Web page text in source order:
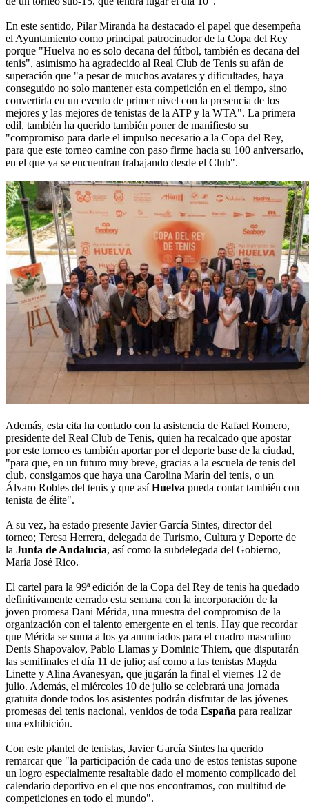
En este sentido, Pilar Miranda ha destacado el papel que desempeña
el Ayuntamiento como principal patrocinador de la Copa del Rey
porque "Huelva no es solo decana del fútbol, también es decana del
tenis", asimismo ha agradecido al Real Club de Tenis su afán de
superación que "a pesar de muchos avatares y dificultades, haya
conseguido no solo mantener esta competición en el tiempo, sino
convertirla en un evento de primer nivel con la presencia de los
mejores y las mejores de tenistas de la ATP y la WTA". La primera
edil, también ha querido también poner de manifiesto su
"compromiso para darle el impulso necesario a la Copa del Rey,
para que este torneo camine con paso firme hacia su 100 aniversario,
en el que ya se encuentran trabajando desde el Club".
Además, esta cita ha contado con la asistencia de Rafael Romero,
presidente del Real Club de Tenis, quien ha recalcado que apostar
por este torneo es también aportar por el deporte base de la ciudad,
"para que, en un futuro muy breve, gracias a la escuela de tenis del
club, consigamos que haya una Carolina Marín del tenis, o un
Álvaro Robles del tenis y que asíHuelva pueda contar también con
tenista de élite".
A su vez, ha estado presente Javier García Sintes, director del
torneo; Teresa Herrera, delegada de Turismo, Cultura y Deporte de
la Junta de Andalucía, así como la subdelegada del Gobierno,
María José Rico.
El cartel para la 99ª edición de la Copa del Rey de tenis ha quedado
definitivamente cerrado esta semana con la incorporación de la
joven promesa Dani Mérida, una muestra del compromiso de la
organización con el talento emergente en el tenis. Hay que recordar
que Mérida se suma a los ya anunciados para el cuadro masculino
Denis Shapovalov, Pablo Llamas y Dominic Thiem, que disputarán
las semifinales el día 11 de julio; así como a las tenistas Magda
Linette y Alina Avanesyan, que jugarán la final el viernes 12 de
julio. Además, el miércoles 10 de julio se celebrará una jornada
gratuita donde todos los asistentes podrán disfrutar de las jóvenes
promesas del tenis nacional, venidos de toda España para realizar
una exhibición.
Con este plantel de tenistas, Javier García Sintes ha querido
remarcar que "la participación de cada uno de estos tenistas supone
un logro especialmente resaltable dado el momento complicado del
calendario deportivo en el que nos encontramos, con multitud de
competiciones en todo el mundo".